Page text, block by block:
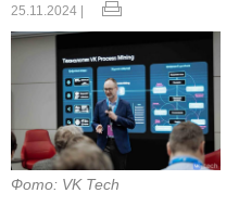
25.11.2024 |
Фото: VK Tech